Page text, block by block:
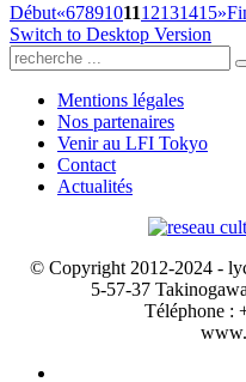
Début«6789101112131415»
Switch to Desktop Version
Mentions légales
Nos partenaires
Venir au LFI Tokyo
Contact
Actualités
© Copyright 2012-2024 -
5-57-37
Téléphone :